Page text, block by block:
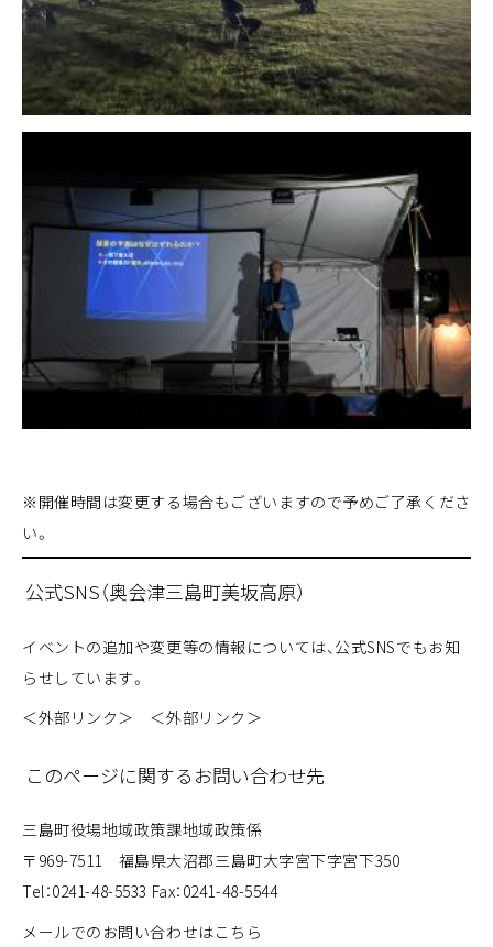
※開催時間は変更する場合もございますので予めご了承くださ
い。
公式SNS（奥会津三島町美坂高原）
イベントの追加や変更等の情報については、公式SNSでもお知
らせしています。
＜外部リンク＞ ＜外部リンク＞
このページに関するお問い合わせ先
三島町役場地域政策課地域政策係
〒969-7511 福島県大沼郡三島町大字宮下字宮下350
Tel：0241-48-5533 Fax：0241-48-5544
メールでのお問い合わせはこちら